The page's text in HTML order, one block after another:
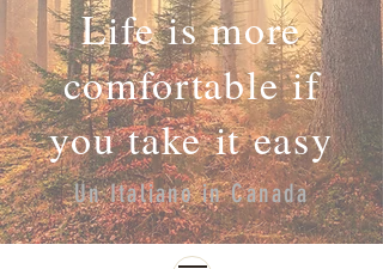
Life is more
comfortable if
you take it easy
Un Italiano in Canada